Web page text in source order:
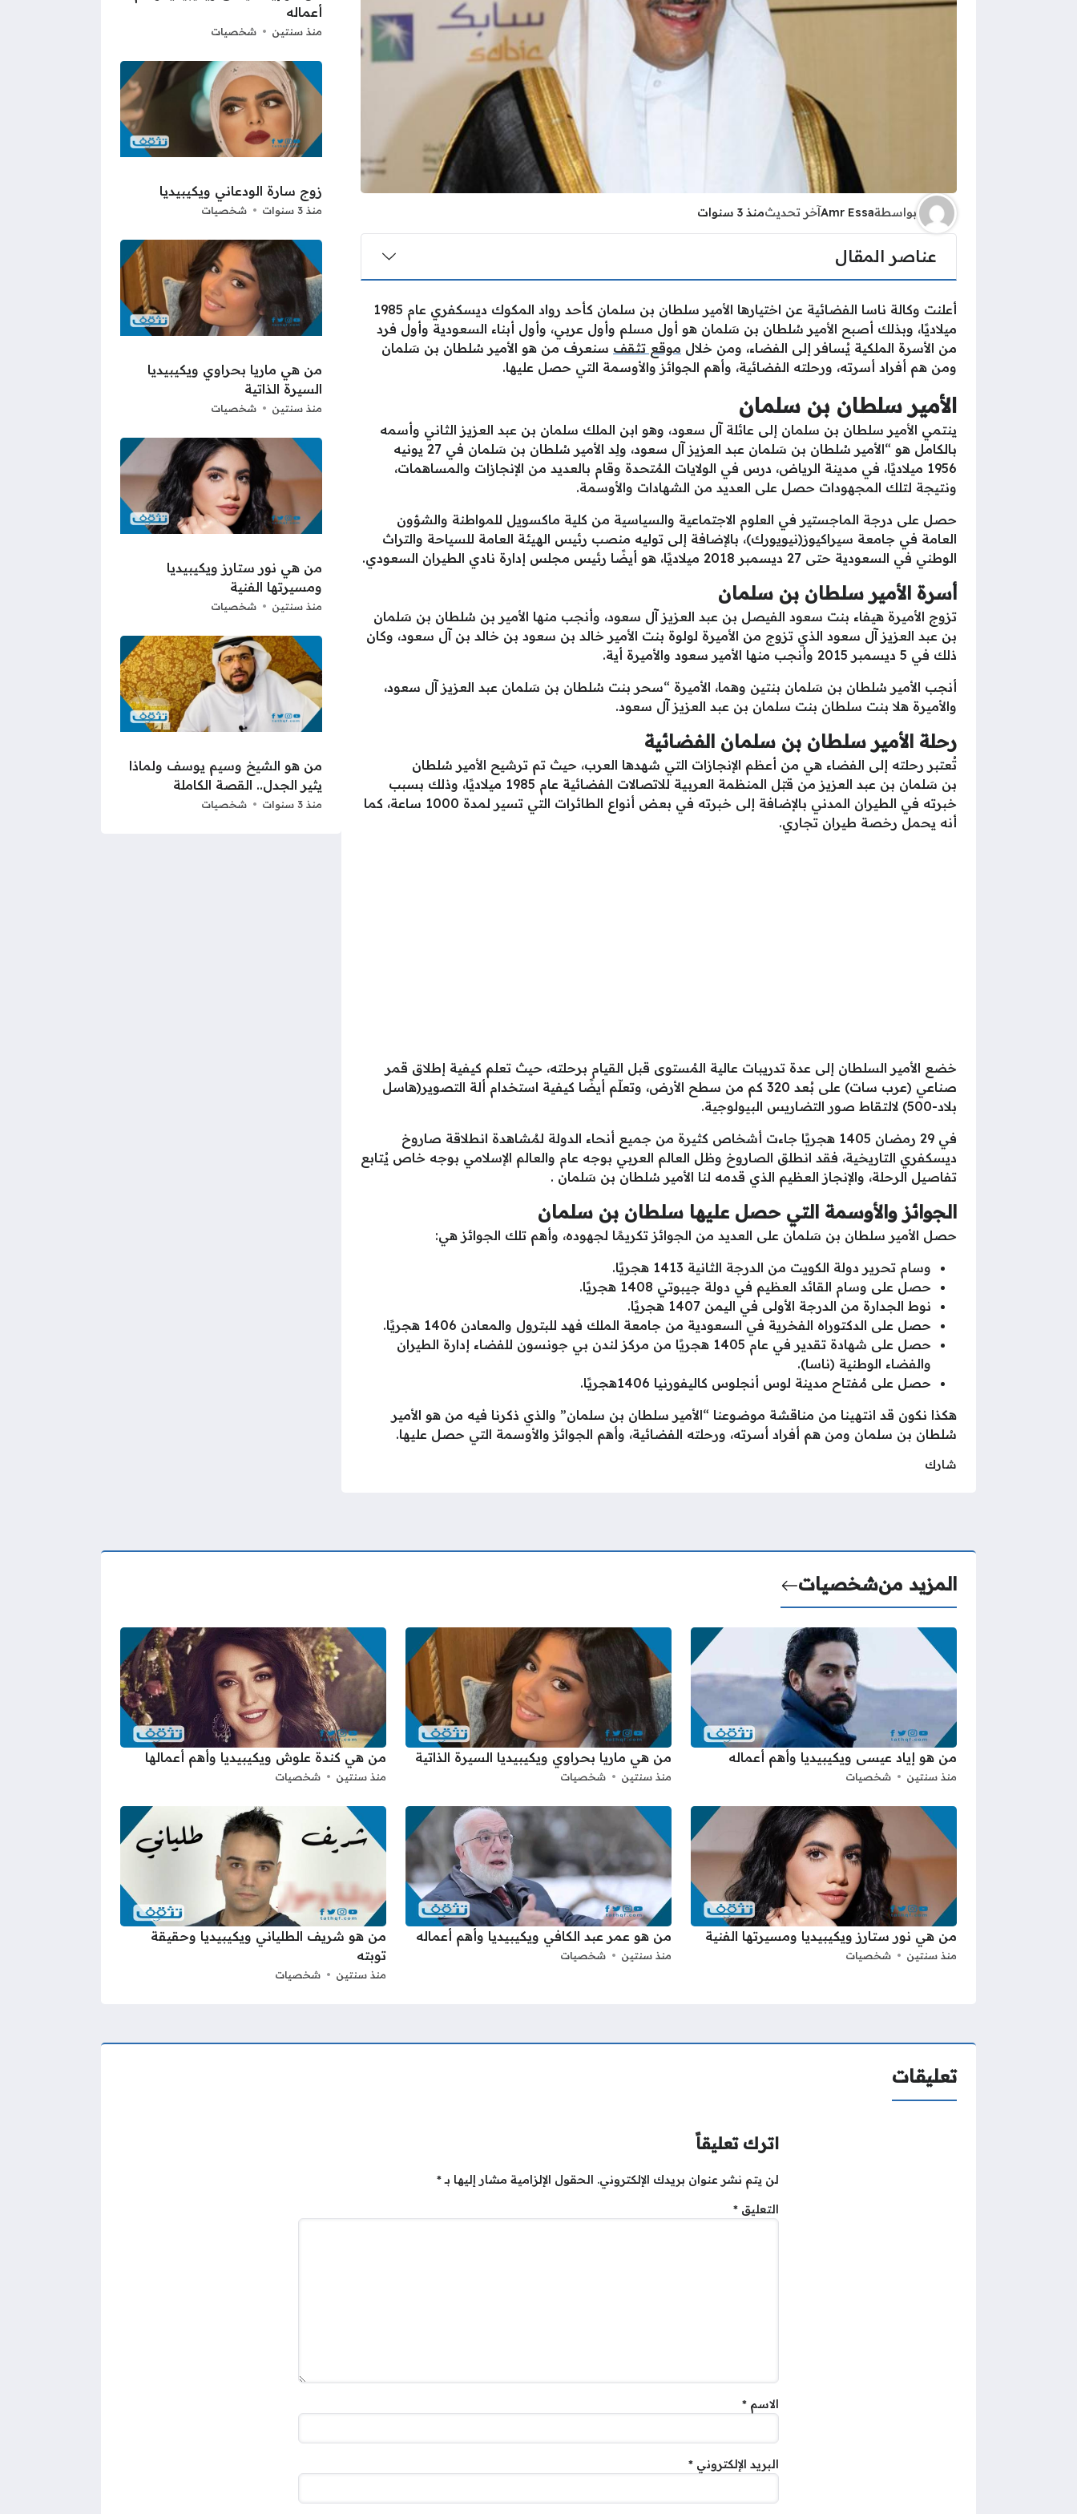
أعماله
منذ سنتين شخصيات
زوج سارة الودعاني ويكيبيديا
منذ 3 سنوات شخصيات
من هي ماريا بحراوي ويكيبيديا
السيرة الذاتية
منذ سنتين شخصيات
من هي نور ستارز ويكيبيديا
ومسيرتها الفنية
منذ سنتين شخصيات
من هو الشيخ وسيم يوسف ولماذا
يثير الجدل.. القصة الكاملة
منذ 3 سنوات شخصيات
بواسطةAmr Essaآخر تحديثمنذ 3 سنوات
عناصر المقال
أعلنت وكالة ناسا الفضائية عن اختيارها الأمير سلطان بن سلمان كأحد رواد المكوك ديسكفري عام 1985
ميلاديًا، وبذلك أصبح الأمير سُلطان بن سَلمان هو أول مسلم وأول عربي، وأول أبناء السعودية وأول فرد
من الأسرة الملكية يُسافر إلى الفضاء، ومن خلال موقع تثقف سنعرف من هو الأمير سُلطان بن سَلمان
ومن هم أفراد أسرته، ورحلته الفضائية، وأهم الجوائز والأوسمة التي حصل عليها.
الأمير سلطان بن سلمان
ينتمي الأمير سلطان بن سلمان إلى عائلة آل سعود، وهو ابن الملك سلمان بن عبد العزيز الثاني وأسمه
بالكامل هو “الأمير سُلطان بن سَلمان عبد العزيز آل سعود، ولِد الأمير سُلطان بن سَلمان في 27 يونيه
1956 ميلاديًا، في مدينة الرياض، درس في الولايات المُتحدة وقام بالعديد من الإنجازات والمساهمات،
ونتيجة لتلك المجهودات حصل على العديد من الشهادات والأوسمة.
حصل على درجة الماجستير في العلوم الاجتماعية والسياسية من كلية ماكسويل للمواطنة والشؤون
العامة في جامعة سيراكيوز(نيويورك)، بالإضافة إلى توليه منصب رئيس الهيئة العامة للسياحة والتراث
الوطني في السعودية حتى 27 ديسمبر 2018 ميلاديًا، هو أيضًا رئيس مجلس إدارة نادي الطيران السعودي.
أسرة الأمير سلطان بن سلمان
تزوج الأميرة هيفاء بنت سعود الفيصل بن عبد العزيز آل سعود، وأنجب منها الأمير بن سُلطان بن سَلمان
بن عبد العزيز آل سعود الذي تزوج من الأميرة لولوة بنت الأمير خالد بن سعود بن خالد بن آل سعود، وكان
ذلك في 5 ديسمبر 2015 وأنجب منها الأمير سعود والأميرة أية.
أنجب الأمير سُلطان بن سَلمان بنتين وهما، الأميرة “سحر بنت سُلطان بن سَلمان عبد العزيز آل سعود،
والأميرة هلا بنت سلطان بنت سلمان بن عبد العزيز آل سعود.
رحلة الأمير سلطان بن سلمان الفضائية
تُعتبر رحلته إلى الفضاء هي من أعظم الإنجازات التي شهدها العرب، حيث تم ترشيح الأمير سُلطان
بن سَلمان بن عبد العزيز من قبّل المنظمة العربية للاتصالات الفضائية عام 1985 ميلاديًا، وذلك بسبب
خبرته في الطيران المدني بالإضافة إلى خبرته في بعض أنواع الطائرات التي تسير لمدة 1000 ساعة، كما
أنه يحمل رخصة طيران تجاري.
خضع الأمير السلطان إلى عدة تدريبات عالية المُستوى قبل القيام برحلته، حيث تعلم كيفية إطلاق قمر
صناعي (عرب سات) على بُعد 320 كم من سطح الأرض، وتعلّم أيضًا كيفية استخدام ألة التصوير(هاسل
بلاد-500) لالتقاط صور التضاريس البيولوجية.
في 29 رمضان 1405 هجريًا جاءت أشخاص كثيرة من جميع أنحاء الدولة لمُشاهدة انطلاقة صاروخ
ديسكفري التاريخية، فقد انطلق الصاروخ وظل العالم العربي بوجه عام والعالم الإسلامي بوجه خاص يُتابع
تفاصيل الرحلة، والإنجاز العظيم الذي قدمه لنا الأمير سُلطان بن سَلمان .
الجوائز والأوسمة التي حصل عليها سلطان بن سلمان
حصل الأمير سلطان بن سَلمان على العديد من الجوائز تكريمًا لجهوده، وأهم تلك الجوائز هي:
وسام تحرير دولة الكويت من الدرجة الثانية 1413 هجريًا.
حصل على وسام القائد العظيم في دولة جيبوتي 1408 هجريًا.
نوط الجدارة من الدرجة الأولى في اليمن 1407 هجريًا.
حصل على الدكتوراه الفخرية في السعودية من جامعة الملك فهد للبترول والمعادن 1406 هجريًا.
حصل على شهادة تقدير في عام 1405 هجريًا من مركز لندن بي جونسون للفضاء إدارة الطيران
والفضاء الوطنية (ناسا).
حصل على مُفتاح مدينة لوس أنجلوس كاليفورنيا 1406هجريًا.
هكذا نكون قد انتهينا من مناقشة موضوعنا “الأمير سلطان بن سلمان” والذي ذكرنا فيه من هو الأمير
سُلطان بن سلمان ومن هم أفراد أسرته، ورحلته الفضائية، وأهم الجوائز والأوسمة التي حصل عليها.
شارك
المزيد منشخصيات
من هو إياد عيسى ويكيبيديا وأهم أعماله
منذ سنتين شخصيات
من هي ماريا بحراوي ويكيبيديا السيرة الذاتية
منذ سنتين شخصيات
من هي كندة علوش ويكيبيديا وأهم أعمالها
منذ سنتين شخصيات
من هي نور ستارز ويكيبيديا ومسيرتها الفنية
منذ سنتين شخصيات
من هو عمر عبد الكافي ويكيبيديا وأهم أعماله
منذ سنتين شخصيات
من هو شريف الطلياني ويكيبيديا وحقيقة
توبته
منذ سنتين شخصيات
تعليقات
اترك تعليقاً
لن يتم نشر عنوان بريدك الإلكتروني. الحقول الإلزامية مشار إليها بـ*
التعليق *
الاسم *
البريد الإلكتروني *